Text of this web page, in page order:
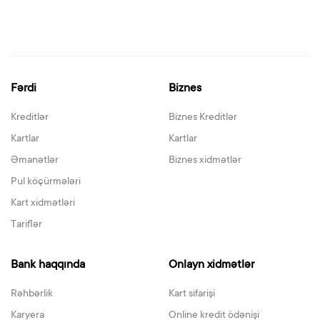
Fərdi
Kreditlər
Kartlar
Əmanətlər
Pul köçürmələri
Kart xidmətləri
Tariflər
Biznes
Biznes Kreditlər
Kartlar
Biznes xidmətlər
Bank haqqında
Rəhbərlik
Karyera
Onlayn xidmətlər
Kart sifarişi
Online kredit ödənişi